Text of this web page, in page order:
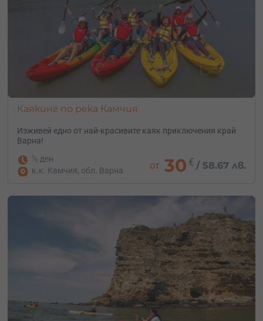
Каякинг по река Камчия
Изживей едно от най-красивите каяк приключения край
Варна!
½ ден
к.к. Камчия, обл. Варна
от 30 € /58.67 лв.